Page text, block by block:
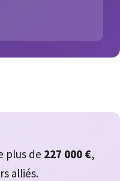
plus de 227 000 €,
alliés.